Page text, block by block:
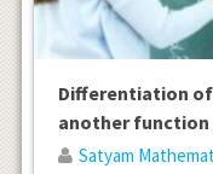
Differentiation
another function
Satyam